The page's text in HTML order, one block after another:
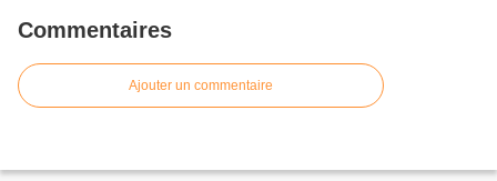
Commentaires
Ajouter un commentaire